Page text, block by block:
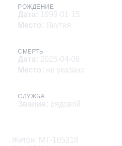
РОЖДЕНИЕ
Дата: 1999-01-15
Место: Якутия
СМЕРТЬ
Дата: 2025-04-06
Место: не указано
СЛУЖБА
Звание: рядовой
Жетон: МТ-165218